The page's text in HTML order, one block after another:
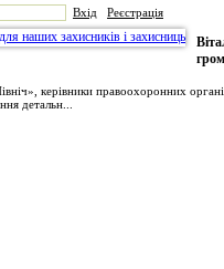
Вхід Реєстрація
керівники правоохоронних
детальн...